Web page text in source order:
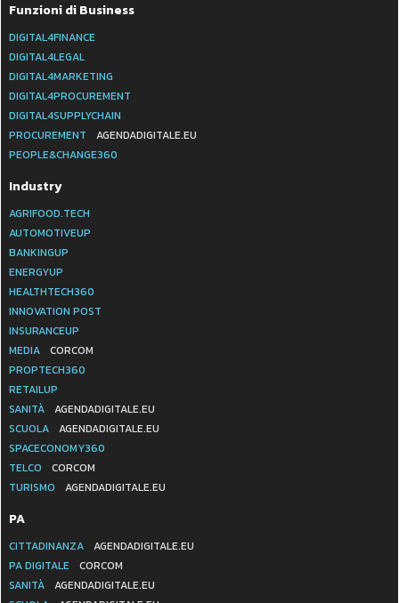
Funzioni di Business
DIGITAL4FINANCE
DIGITAL4LEGAL
DIGITAL4MARKETING
DIGITAL4PROCUREMENT
DIGITAL4SUPPLYCHAIN
PROCUREMENT
AGENDADIGITALE.EU
PEOPLE&CHANGE360
Industry
AGRIFOOD.TECH
AUTOMOTIVEUP
BANKINGUP
ENERGYUP
HEALTHTECH360
INNOVATION POST
INSURANCEUP
MEDIA
CORCOM
PROPTECH360
RETAILUP
SANITÀ
AGENDADIGITALE.EU
SCUOLA
AGENDADIGITALE.EU
SPACECONOMY360
TELCO
CORCOM
TURISMO
AGENDADIGITALE.EU
PA
CITTADINANZA
AGENDADIGITALE.EU
PA DIGITALE
CORCOM
SANITÀ
AGENDADIGITALE.EU